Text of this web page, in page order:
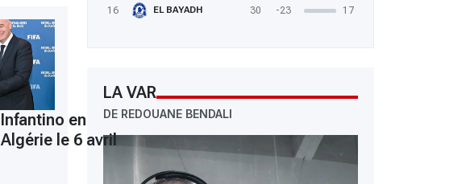
16
EL BAYADH 30 -23 17
LA VAR
DE REDOUANE BENDALI
Infantino en
Algérie le 6 avril